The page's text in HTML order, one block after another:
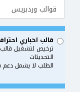
قالب اخباري
ترخيص لتشغيل
التحديثات
الطلب لا يشمل دعم